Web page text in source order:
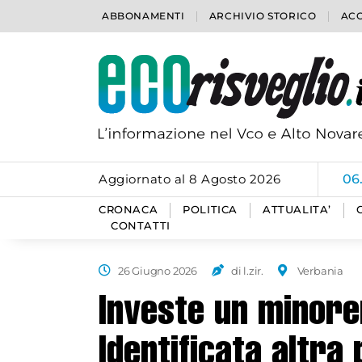
ABBONAMENTI ARCHIVIO STORICO
Aggiornato al 8 Agosto 2026
CRONACA POLITICA ATTUALITA’
CONTATTI
26 Giugno 2026 di l.zir. Verbania
Investe un